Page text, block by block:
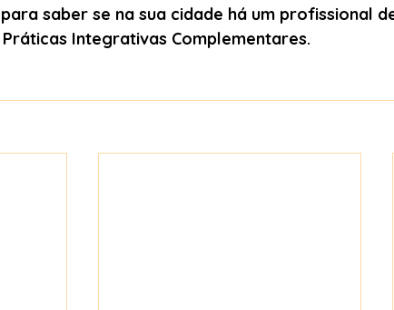
saber se na sua cidade há um profissional
Integrativas Complementares.